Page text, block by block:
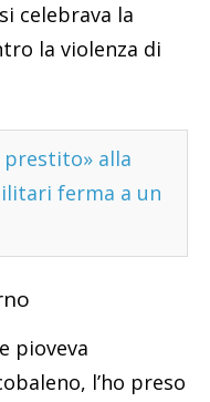
celebrava la
la violenza di
prestito» alla
ferma a un
pioveva
l’ho preso